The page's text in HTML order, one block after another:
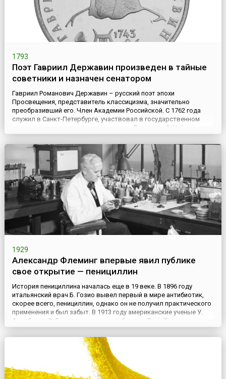
1793
Поэт Гавриил Державин произведен в тайные
советники и назначен сенатором
Гавриил Романович Державин – русский поэт эпохи
Просвещения, представитель классицизма, значительно
преобразивший его. Член Академии Российской. С 1762 года
служил в Санкт-Петербурге, участвовал в государственном
перевороте, поставившем на престол Екатерину II. Найдя
покровительство у князя Вяземского, Державин в 1777 году
поступил на государственную службу. Литературную и
общественную извест...
1929
Александр Флеминг впервые явил публике
свое открытие — пенициллин
История пенициллина началась еще в 19 веке. В 1896 году
итальянский врач Б. Гозио вывел первый в мире антибиотик,
скорее всего, пенициллин, однако он не получил практического
применения и был забыт. В 1913 году американские ученые У.
Альсберг и О. Блек получили из гриба рода Penicillium
пенициллиновую кислоту, обладающую противомикробными
свойствами. Но война прервала их исследования. В 1928 г...